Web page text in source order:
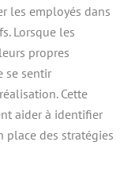
les employés dans
Lorsque les
propres
se sentir
Cette
aider à identifier
place des stratégies